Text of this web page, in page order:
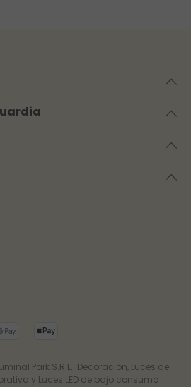
Park S.R.L.: Decoración, Luces de
y Luces LED de bajo consumo